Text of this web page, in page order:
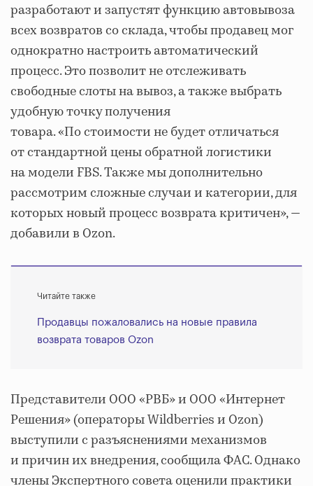
разработают и запустят функцию автовывоза
всех возвратов со склада, чтобы продавец мог
однократно настроить автоматический
процесс. Это позволит не отслеживать
свободные слоты на вывоз, а также выбрать
удобную точку получения
товара. «По стоимости не будет отличаться
от стандартной цены обратной логистики
на модели FBS. Также мы дополнительно
рассмотрим сложные случаи и категории, для
которых новый процесс возврата критичен», —
добавили в Ozon.
Читайте также
Продавцы пожаловались на новые правила
возврата товаров Ozon
Представители ООО «РВБ» и ООО «Интернет
Решения» (операторы Wildberries и Ozon)
выступили с разъяснениями механизмов
и причин их внедрения, сообщила ФАС. Однако
члены Экспертного совета оценили практики